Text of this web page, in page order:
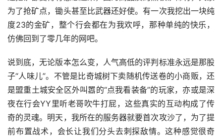
为了抢矿点，锄头甚至比武器还好使。有一次我挖出一块纯
度23的金矿，整个行会都在为我欢呼，那种单纯的快乐，
仿佛回到了零几年的网吧。
说到底，无论版本怎么变，人气高低的评判标准永远是那股
子“人味儿”。不管是比奇城树下卖随机传送卷的小商贩，还
是盟重土城安全区外叫嚣的“点我看装备”的玩家，亦或是深
夜在行会YY里听老哥吹牛打屁，这些真实的互动构成了传
奇的灵魂。明天，我所在的服务器就要首次攻沙了，为了提
前布置战术，会长让我们分头去刺探敌情。这种感觉很奇